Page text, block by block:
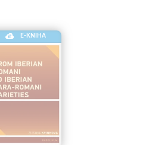
E-KNIHA